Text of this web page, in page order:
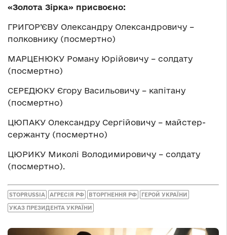
«Золота Зірка» присвоєно:
ГРИГОР’ЄВУ Олександру Олександровичу –
полковнику (посмертно)
МАРЦЕНЮКУ Роману Юрійовичу – солдату
(посмертно)
СЕРЕДЮКУ Єгору Васильовичу – капітану
(посмертно)
ЦЮПАКУ Олександру Сергійовичу – майстер-
сержанту (посмертно)
ЦЮРИКУ Миколі Володимировичу – солдату
(посмертно).
STOPRUSSIA АГРЕСІЯ РФ ВТОРГНЕННЯ РФ ГЕРОЙ УКРАЇНИ
УКАЗ ПРЕЗИДЕНТА УКРАЇНИ